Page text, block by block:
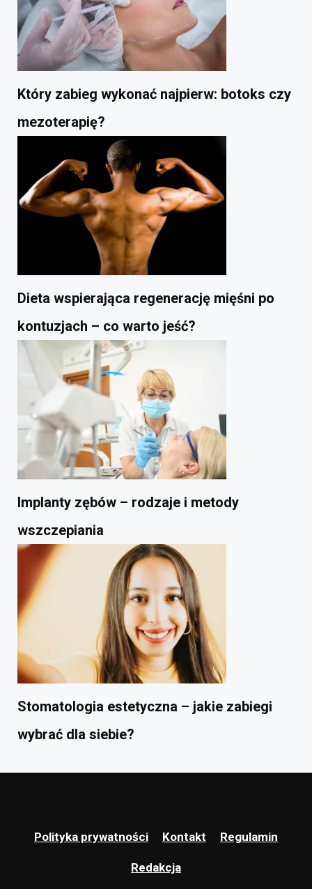
Który zabieg wykonać najpierw: botoks czy
mezoterapię?
Dieta wspierająca regenerację mięśni po
kontuzjach – co warto jeść?
Implanty zębów – rodzaje i metody
wszczepiania
Stomatologia estetyczna – jakie zabiegi
wybrać dla siebie?
Polityka prywatności Kontakt Regulamin
Redakcja